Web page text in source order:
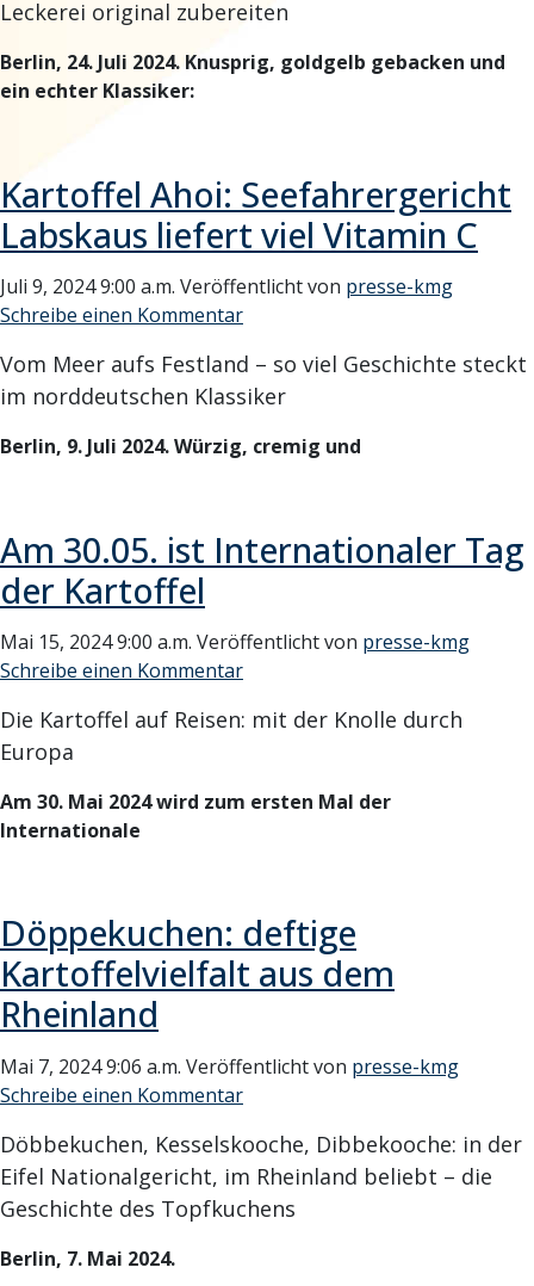
Leckerei original zubereiten
Berlin, 24. Juli 2024. Knusprig, goldgelb gebacken und
ein echter Klassiker:
Kartoffel Ahoi: Seefahrergericht
Labskaus liefert viel Vitamin C
Juli 9, 2024 9:00 a.m. Veröffentlicht von presse-kmg
Schreibe einen Kommentar
Vom Meer aufs Festland – so viel Geschichte steckt
im norddeutschen Klassiker
Berlin, 9. Juli 2024. Würzig, cremig und
Am 30.05. ist Internationaler Tag
der Kartoffel
Mai 15, 2024 9:00 a.m. Veröffentlicht von presse-kmg
Schreibe einen Kommentar
Die Kartoffel auf Reisen: mit der Knolle durch
Europa
Am 30. Mai 2024 wird zum ersten Mal der
Internationale
Döppekuchen: deftige
Kartoffelvielfalt aus dem
Rheinland
Mai 7, 2024 9:06 a.m. Veröffentlicht von presse-kmg
Schreibe einen Kommentar
Döbbekuchen, Kesselskooche, Dibbekooche: in der
Eifel Nationalgericht, im Rheinland beliebt – die
Geschichte des Topfkuchens
Berlin, 7. Mai 2024.